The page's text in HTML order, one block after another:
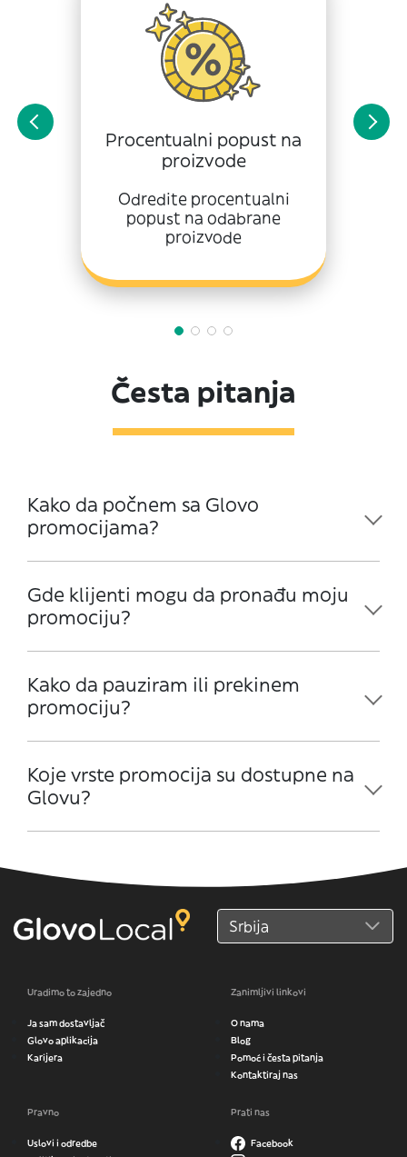
Procentualni popust na
proizvode
Odredite procentualni
popust na odabrane
proizvode
Česta pitanja
Kako da počnem sa Glovo
promocijama?
Gde klijenti mogu da pronađu moju
promociju?
Kako da pauziram ili prekinem
promociju?
Koje vrste promocija su dostupne na
Glovu?
Uradimo to zajedno
Ja sam dostavljač
Glovo aplikacija
Karijera
Zanimljivi linkovi
O nama
Blog
Pomoć i česta pitanja
Kontaktiraj nas
Pravno
Uslovi i odredbe
Prati nas
Facebook